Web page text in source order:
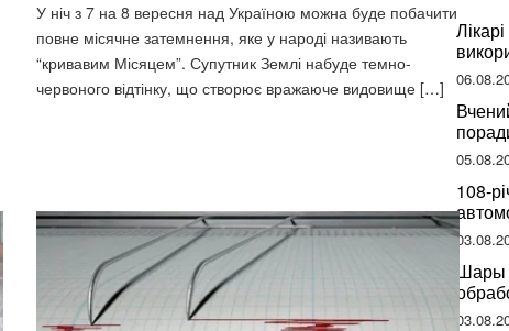
У ніч з 7 на 8 вересня над Україною можна буде побачити
повне місячне затемнення, яке у народі називають
“кривавим Місяцем”. Супутник Землі набуде темно-
червоного відтінку, що створює вражаюче видовище […]
може
108-
Шары